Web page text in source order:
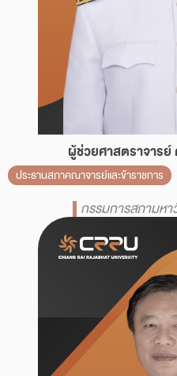
ผู้ช่วยศาสตราจาร
ประธานสภาคณาจารย์และข้าราชการ
กรรมการสภามห